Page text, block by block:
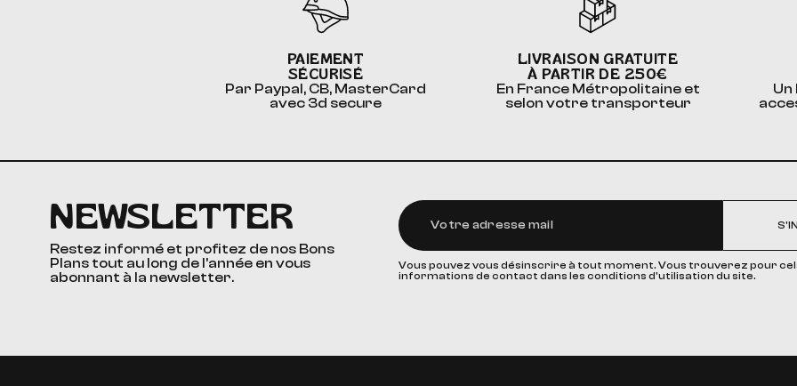
PAIEMENT
SÉCURISÉ
Par Paypal, CB, MasterCard
avec 3d secure
LIVRAISON GRATUITE
À PARTIR DE 250€
En France Métropolitaine et
selon votre transporteur
NEWSLETTER
Restez informé et profitez de nos Bons
Plans tout au long de l’année en vous
abonnant à la newsletter.
Vous pouvez vous désinscrire à tout moment. Vous trouverez pour
informations de contact dans les conditions d'utilisation du site.